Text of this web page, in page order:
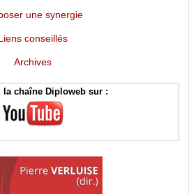
une synergie
conseillés
Archives
la chaîne Diploweb sur :